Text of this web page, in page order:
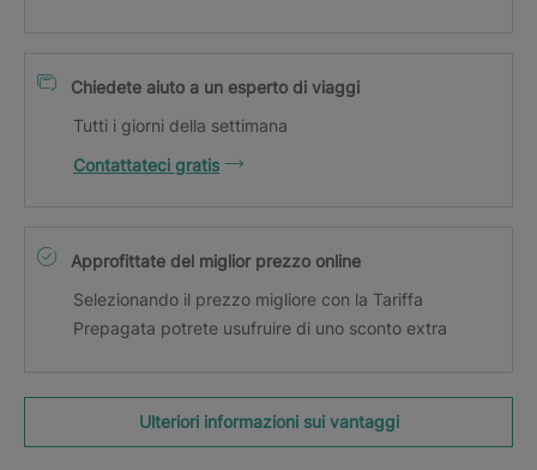
Chiedete aiuto a un esperto di viaggi
Tutti i giorni della settimana
Contattateci gratis
Approfittate del miglior prezzo online
Selezionando il prezzo migliore con la Tariffa
Prepagata potrete usufruire di uno sconto extra
Ulteriori informazioni sui vantaggi